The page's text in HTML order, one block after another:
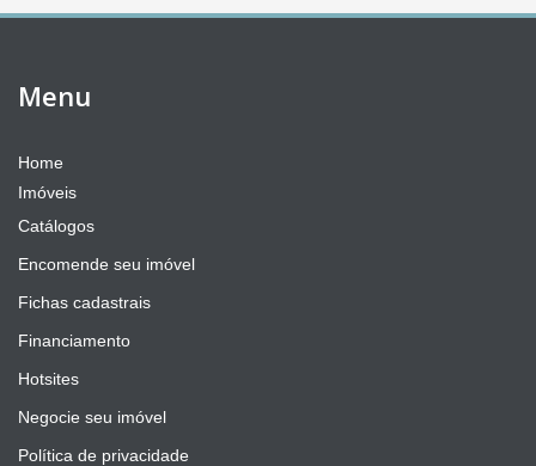
Menu
Home
Imóveis
Catálogos
Encomende seu imóvel
Fichas cadastrais
Financiamento
Hotsites
Negocie seu imóvel
Política de privacidade